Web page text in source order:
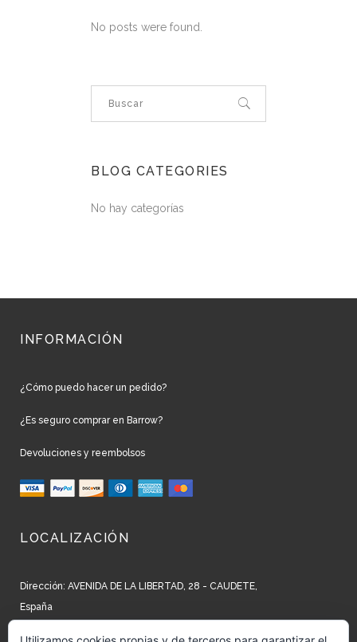
No posts were found.
BLOG CATEGORIES
No hay categorías
INFORMACIÓN
¿Cómo puedo hacer un pedido?
¿Es seguro comprar en Barrow?
Devoluciones y reembolsos
LOCALIZACIÓN
Dirección: AVENIDA DE LA LIBERTAD, 28 - CAUDETE,
España
Teléfono: +34 965 827 250